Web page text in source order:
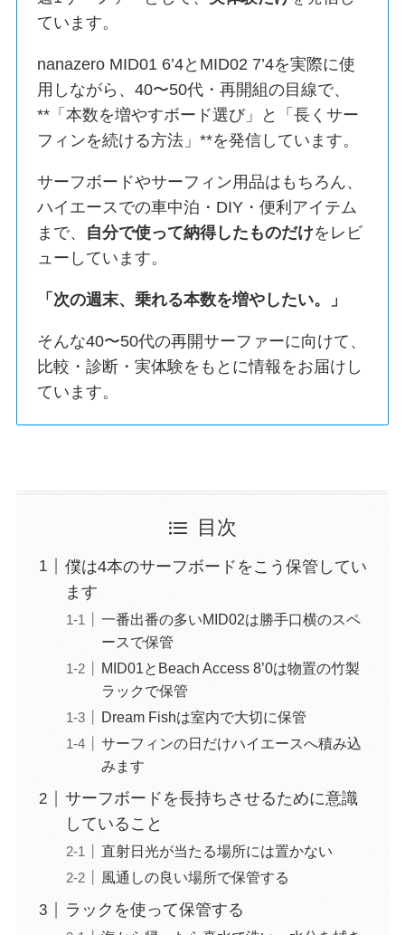
ています。
nanazero MID01 6’4とMID02 7’4を実際に使
用しながら、40〜50代・再開組の目線で、
**「本数を増やすボード選び」と「長くサー
フィンを続ける方法」**を発信しています。
サーフボードやサーフィン用品はもちろん、
ハイエースでの車中泊・DIY・便利アイテム
まで、 自分で使って納得したものだけをレビ
ューしています。
「次の週末、乗れる本数を増やしたい。」
そんな40〜50代の再開サーファーに向けて、
比較・診断・実体験をもとに情報をお届けし
ています。
目次
僕は4本のサーフボードをこう保管してい
ます
一番出番の多いMID02は勝手口横のスペ
ースで保管
MID01とBeach Access 8’0は物置の竹製
ラックで保管
Dream Fishは室内で大切に保管
サーフィンの日だけハイエースへ積み込
みます
サーフボードを長持ちさせるために意識
していること
直射日光が当たる場所には置かない
風通しの良い場所で保管する
ラックを使って保管する